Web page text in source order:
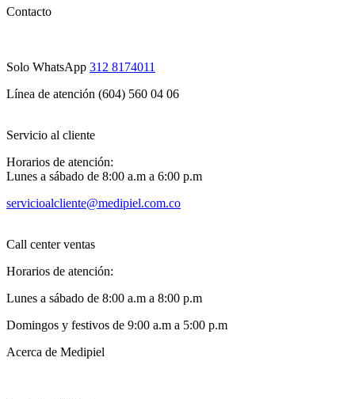
Contacto
Solo WhatsApp 312 8174011
Línea de atención (604) 560 04 06
Servicio al cliente
Horarios de atención:
Lunes a sábado de 8:00 a.m a 6:00 p.m
servicioalcliente@medipiel.com.co
Call center ventas
Horarios de atención:
Lunes a sábado de 8:00 a.m a 8:00 p.m
Domingos y festivos de 9:00 a.m a 5:00 p.m
Acerca de Medipiel